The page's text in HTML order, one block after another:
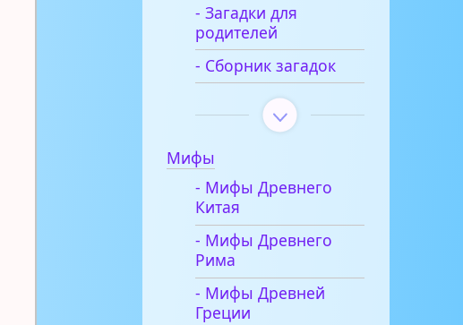
- Загадки для
родителей
- Сборник загадок
Мифы
- Мифы Древнего
Китая
- Мифы Древнего
Рима
- Мифы Древней
Греции